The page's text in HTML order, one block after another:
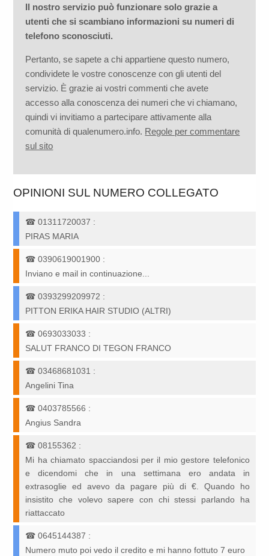
Il nostro servizio può funzionare solo grazie a
utenti che si scambiano informazioni su numeri di
telefono sconosciuti.
Pertanto, se sapete a chi appartiene questo numero,
condividete le vostre conoscenze con gli utenti del
servizio. È grazie ai vostri commenti che avete
accesso alla conoscenza dei numeri che vi chiamano,
quindi vi invitiamo a partecipare attivamente alla
comunità di qualenumero.info. Regole per commentare
sul sito
OPINIONI SUL NUMERO COLLEGATO
☎01311720037 :
PIRAS MARIA
☎0390619001900 :
Inviano e mail in continuazione...
☎0393299209972 :
PITTON ERIKA HAIR STUDIO (ALTRI)
☎0693033033 :
SALUT FRANCO DI TEGON FRANCO
☎03468681031 :
Angelini Tina
☎0403785566 :
Angius Sandra
☎08155362 :
Mi ha chiamato spacciandosi per il mio gestore telefonico
e dicendomi che in una settimana ero andata in
extrasoglie ed avevo da pagare più di €. Quando ho
insistito che volevo sapere con chi stessi parlando ha
riattaccato
☎0645144387 :
Numero muto poi vedo il credito e mi hanno fottuto 7 euro